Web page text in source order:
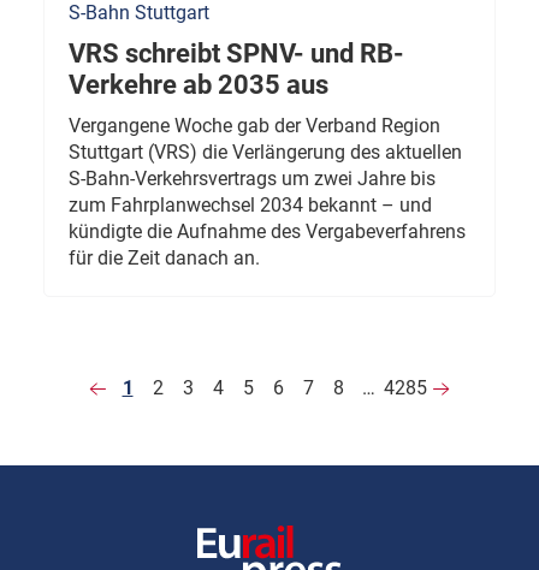
S-Bahn Stuttgart
VRS schreibt SPNV- und RB-
Verkehre ab 2035 aus
Vergangene Woche gab der Verband Region
Stuttgart (VRS) die Verlängerung des aktuellen
S-Bahn-Verkehrsvertrags um zwei Jahre bis
zum Fahrplanwechsel 2034 bekannt – und
kündigte die Aufnahme des Vergabeverfahrens
für die Zeit danach an.
1 2 3 4 5 6 7 8 … 4285